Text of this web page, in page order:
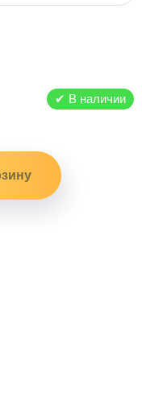
✔ В наличии